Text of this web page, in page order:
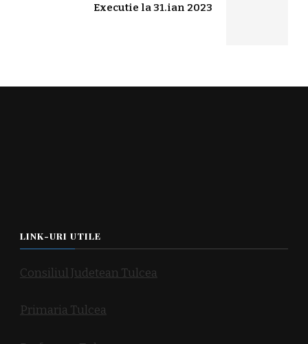
Executie la 31.ian 2023
LINK-URI UTILE
Consiliul Judetean Tulcea
Primaria Tulcea